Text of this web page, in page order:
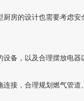
的设计也需要考虑
备，以及合理摆放电器
连接，合理规划燃气管